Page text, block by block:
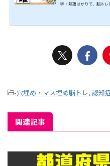
字・熟語ばかりで、脳ト
-穴埋め・マス埋め脳トレ, 認知
関連記事